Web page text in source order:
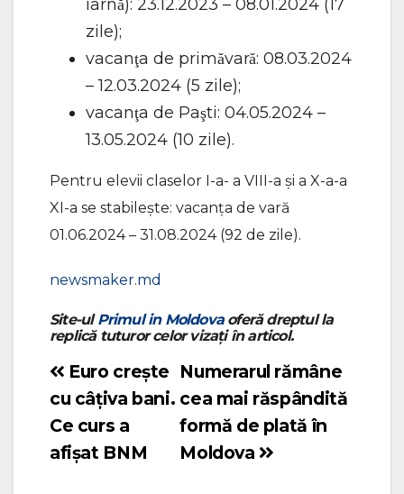
iarnă): 23.12.2023 – 08.01.2024 (17
zile);
vacanţa de primăvară: 08.03.2024
– 12.03.2024 (5 zile);
vacanţa de Paşti: 04.05.2024 –
13.05.2024 (10 zile).
Pentru elevii claselor I-a- a VIII-a și a X-a-a
XI-a se stabilește: vacanţa de vară
01.06.2024 – 31.08.2024 (92 de zile).
newsmaker.md
Site-ulPrimul in Moldovaoferă dreptul la
replică tuturor celor vizați în articol.
Navigare
în
articole
Numerarul rămâne
cea mai răspândită
formă de plată în
Moldova
Euro crește
cu câțiva bani.
Ce curs a
afișat BNM